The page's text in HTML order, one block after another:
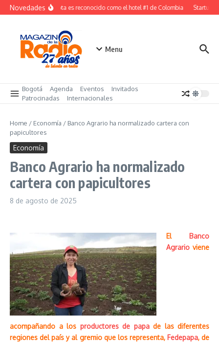
Saltar al contenido
NovedadesW Bogota es reconocido como el hotel #1 de Colombia Startup
Menu
Bogotá Agenda Eventos
Invitados
Patrocinadas
Internacionales
Home / Economía / Banco Agrario ha normalizado cartera con
papicultores
Economía
Banco Agrario ha normalizado
cartera con papicultores
8 de agosto de 2025
El Banco
Agrario viene
acompañando a los productores de papade las diferentes
regiones del país y al gremio que los representa, Fedepapa, de